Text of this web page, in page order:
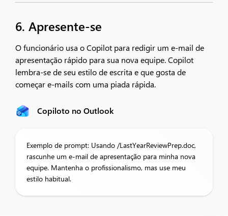
6. Apresente-se
O funcionário usa o Copilot para redigir um e-mail de
apresentação rápido para sua nova equipe. Copilot
lembra-se de seu estilo de escrita e que gosta de
começar e-mails com uma piada rápida.
Copiloto no Outlook
Exemplo de prompt: Usando /LastYearReviewPrep.doc,
rascunhe um e-mail de apresentação para minha nova
equipe. Mantenha o profissionalismo, mas use meu
estilo habitual.